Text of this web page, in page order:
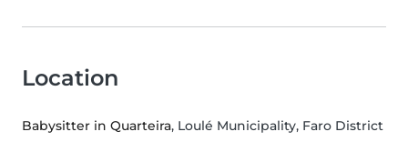
Location
Babysitter in Quarteira, Loulé Municipality, Faro District